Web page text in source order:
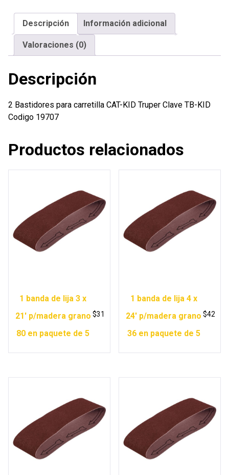
KID
Truper
cantidad
Descripción Información adicional
Valoraciones (0)
Descripción
2 Bastidores para carretilla CAT-KID Truper Clave TB-KID
Codigo 19707
Productos relacionados
1 banda de lija 3 x
21′ p/madera grano
80 en paquete de 5
$31
1 banda de lija 4 x
24′ p/madera grano
36 en paquete de 5
$42